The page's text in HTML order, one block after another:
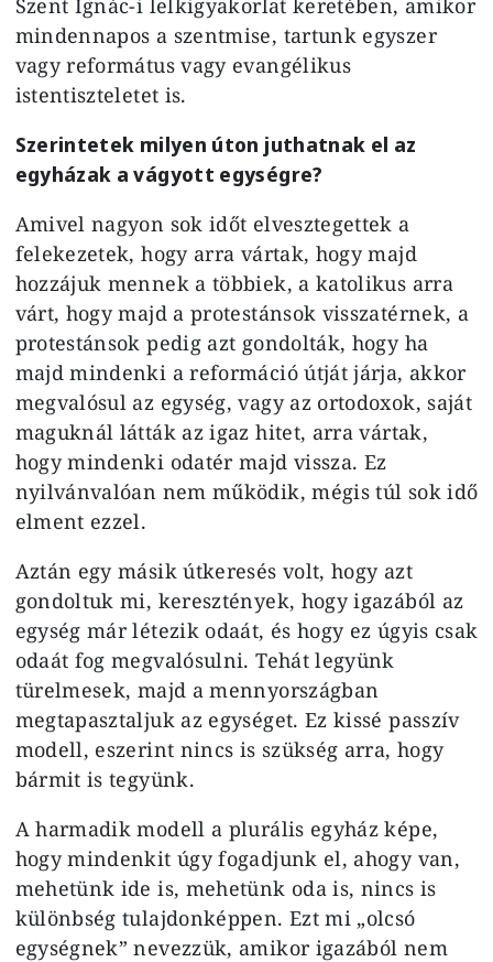
mindennapos a szentmise, tartunk egyszer
vagy református vagy evangélikus
istentiszteletet is.
Szerintetek milyen úton juthatnak el az
egyházak a vágyott egységre?
Amivel nagyon sok időt elvesztegettek a
felekezetek, hogy arra vártak, hogy majd
hozzájuk mennek a többiek, a katolikus arra
várt, hogy majd a protestánsok visszatérnek, a
protestánsok pedig azt gondolták, hogy ha
majd mindenki a reformáció útját járja, akkor
megvalósul az egység, vagy az ortodoxok, saját
maguknál látták az igaz hitet, arra vártak,
hogy mindenki odatér majd vissza. Ez
nyilvánvalóan nem működik, mégis túl sok idő
elment ezzel.
Aztán egy másik útkeresés volt, hogy azt
gondoltuk mi, keresztények, hogy igazából az
egység már létezik odaát, és hogy ez úgyis csak
odaát fog megvalósulni. Tehát legyünk
türelmesek, majd a mennyországban
megtapasztaljuk az egységet. Ez kissé passzív
modell, eszerint nincs is szükség arra, hogy
bármit is tegyünk.
A harmadik modell a plurális egyház képe,
hogy mindenkit úgy fogadjunk el, ahogy van,
mehetünk ide is, mehetünk oda is, nincs is
különbség tulajdonképpen. Ezt mi „olcsó
egységnek” nevezzük, amikor igazából nem